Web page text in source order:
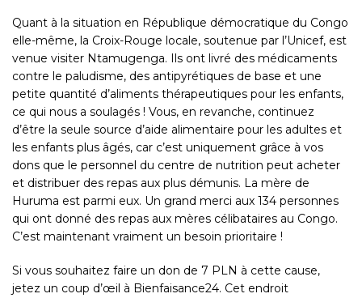
Quant à la situation en République démocratique du Congo
elle-même, la Croix-Rouge locale, soutenue par l’Unicef, est
venue visiter Ntamugenga. Ils ont livré des médicaments
contre le paludisme, des antipyrétiques de base et une
petite quantité d’aliments thérapeutiques pour les enfants,
ce qui nous a soulagés ! Vous, en revanche, continuez
d’être la seule source d’aide alimentaire pour les adultes et
les enfants plus âgés, car c’est uniquement grâce à vos
dons que le personnel du centre de nutrition peut acheter
et distribuer des repas aux plus démunis. La mère de
Huruma est parmi eux. Un grand merci aux 134 personnes
qui ont donné des repas aux mères célibataires au Congo.
C’est maintenant vraiment un besoin prioritaire !
Si vous souhaitez faire un don de 7 PLN à cette cause,
jetez un coup d’œil à Bienfaisance24. Cet endroit